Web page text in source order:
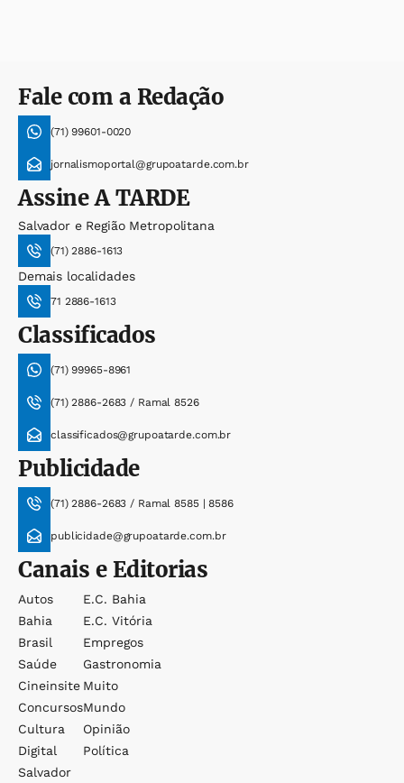
Fale com a Redação
(71) 99601-0020
jornalismoportal@grupoatarde.com.br
AssineA TARDE
Salvador e Região Metropolitana
(71) 2886-1613
Demais localidades
71 2886-1613
Classificados
(71) 99965-8961
(71) 2886-2683 / Ramal 8526
classificados@grupoatarde.com.br
Publicidade
(71) 2886-2683 / Ramal 8585 | 8586
publicidade@grupoatarde.com.br
Canais e Editorias
Autos
Bahia
Brasil
Saúde
Cineinsite
Concursos
Cultura
Digital
Salvador
E.c. Bahia
E.c. Vitória
Empregos
Gastronomia
Muito
Mundo
Opinião
Política